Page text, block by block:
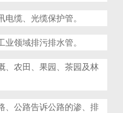
缆、光缆保护管。
领域排污排水管。
农田、果园、茶园及林
公路告诉公路的渗、排